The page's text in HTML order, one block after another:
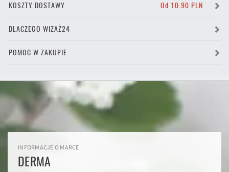
KOSZTY DOSTAWY Od 10.90 PLN
DLACZEGO WIZAŻ24
POMOC W ZAKUPIE
INFORMACJE O MARCE
DERMA